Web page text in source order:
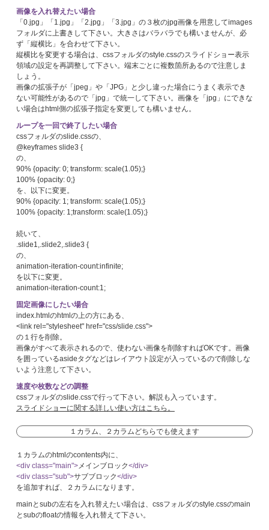
画像を入れ替えたい場合
「0.jpg」「1.jpg」「2.jpg」「3.jpg」の３枚のjpg画像を用意してimages
フォルダに上書きして下さい。大きさはバラバラでも構いませんが、必
ず「縦横比」を合わせて下さい。
縦横比を変更する場合は、cssフォルダのstyle.cssのスライドショー表示
領域の設定を再調整して下さい。端末ごとに複数箇所あるので注意しま
しょう。
画像の拡張子が「jpeg」や「JPG」と少し違った場合にうまく表示でき
ない可能性があるので「jpg」で統一して下さい。画像を「jpg」にできな
い場合はhtml側の拡張子指定を変更しても構いません。
ループを一回で終了したい場合
cssフォルダのslide.cssの、
@keyframes slide3 {
の、
90% {opacity: 0; transform: scale(1.05);}
100% {opacity: 0;}
を、以下に変更。
90% {opacity: 1; transform: scale(1.05);}
100% {opacity: 1;transform: scale(1.05);}
続いて、
.slide1,.slide2,.slide3 {
の、
animation-iteration-count:infinite;
を以下に変更。
animation-iteration-count:1;
固定画像にしたい場合
index.htmlのhtmlの上の方にある、
<link rel="stylesheet" href="css/slide.css">
の１行を削除。
画像がすべて表示されるので、使わない画像を削除すればOKです。画像
を囲っているasideタグなどはレイアウト設定が入っているので削除しな
いよう注意して下さい。
速度や枚数などの調整
cssフォルダのslide.cssで行って下さい。解説も入っています。
スライドショーに関する詳しい使い方はこちら。
１カラム、２カラムどちらでも使えます
１カラムのhtmlのcontents内に、
<div class="main">メインブロック</div>
<div class="sub">サブブロック</div>
を追加すれば、２カラムになります。
mainとsubの左右を入れ替えたい場合は、cssフォルダのstyle.cssのmain
とsubのfloatの情報を入れ替えて下さい。